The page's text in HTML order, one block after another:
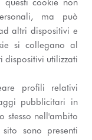
questi cookie non
ma può
altri dispositivi e
si collegano al
dispositivi utilizzati
profili relativi
pubblicitari in
stesso nell'ambito
sono presenti